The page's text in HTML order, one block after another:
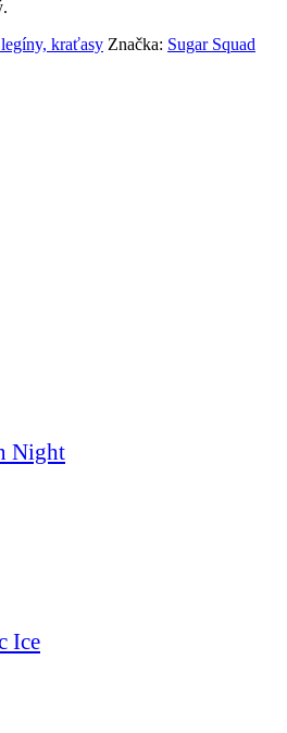
kraťasy Značka: Sugar Squad
Night
Ice